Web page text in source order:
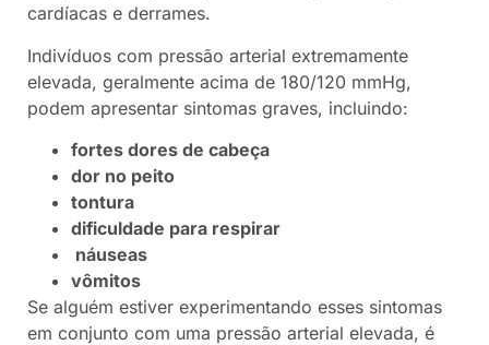
cardíacas e derrames.
Indivíduos com pressão arterial extremamente
elevada, geralmente acima de 180/120 mmHg,
podem apresentar sintomas graves, incluindo:
fortes dores de cabeça
dor no peito
tontura
dificuldade para respirar
náuseas
vômitos
Se alguém estiver experimentando esses sintomas
em conjunto com uma pressão arterial elevada, é